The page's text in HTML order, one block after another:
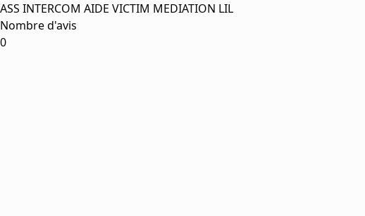
ASS INTERCOM AIDE VICTIM MEDIATION LIL
Nombre d'avis
0